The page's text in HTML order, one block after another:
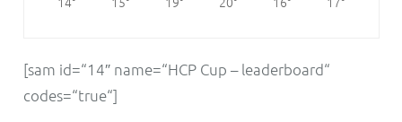
[sam id=“14″ name=“HCP Cup – leaderboard“
codes=“true“]